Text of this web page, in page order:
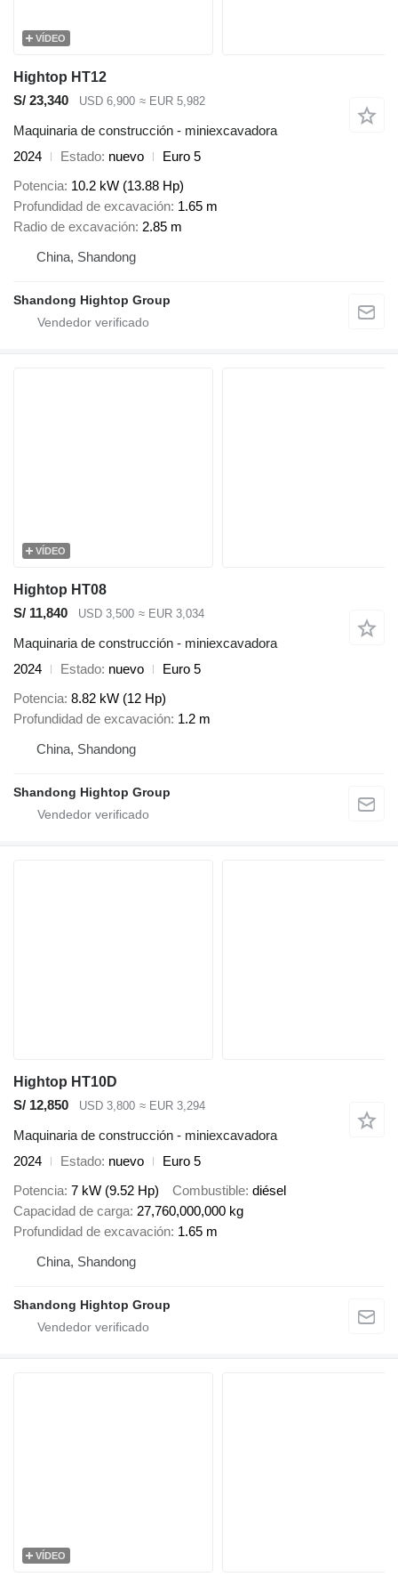
VÍDEO
Hightop HT12
S/ 23,340
USD 6,900 ≈ EUR 5,982
Maquinaria de construcción - miniexcavadora
2024
Estado nuevo
Euro 5
Potencia 10.2 kW (13.88 Hp)
Profundidad de excavación 1.65 m
Radio de excavación 2.85 m
China, Shandong
Shandong Hightop Group
VÍDEO
Hightop HT08
S/ 11,840
USD 3,500 ≈ EUR 3,034
Maquinaria de construcción - miniexcavadora
2024
Estado nuevo
Euro 5
Potencia 8.82 kW (12 Hp)
Profundidad de excavación 1.2 m
China, Shandong
Shandong Hightop Group
Hightop HT10D
S/ 12,850
USD 3,800 ≈ EUR 3,294
Maquinaria de construcción - miniexcavadora
2024
Estado nuevo
Euro 5
Potencia 7 kW (9.52 Hp) Combustible diésel
Capacidad de carga 27,760,000,000 kg
Profundidad de excavación 1.65 m
China, Shandong
Shandong Hightop Group
VÍDEO